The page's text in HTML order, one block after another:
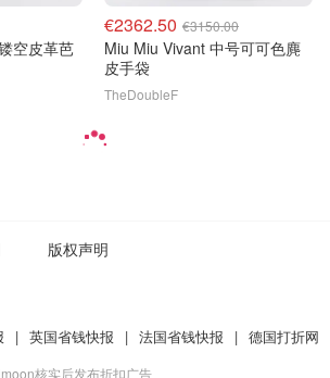
空皮革芭
€2362.50 €3150.00
Miu Miu Vivant 中号可可色麂
皮手袋
TheDoubleF
版权声明
| 英国省钱快报 | 法国省钱快报 | 德国打折网
核实后发布折扣广告